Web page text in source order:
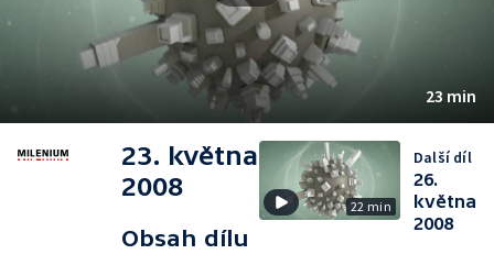
23 min
23. května
2008
Obsah dílu
22 min
Další díl
26.
května
2008